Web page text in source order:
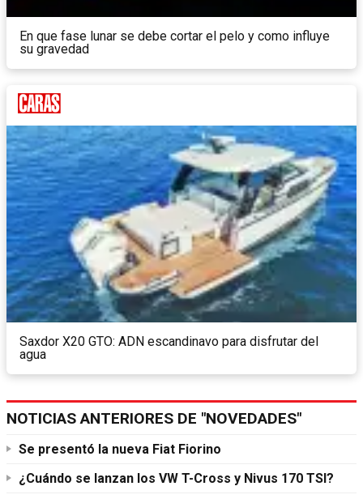
En que fase lunar se debe cortar el pelo y como influye
su gravedad
Saxdor X20 GTO: ADN escandinavo para disfrutar del
agua
NOTICIAS ANTERIORES DE "NOVEDADES"
Se presentó la nueva Fiat Fiorino
¿Cuándo se lanzan los VW T-Cross y Nivus 170 TSI?